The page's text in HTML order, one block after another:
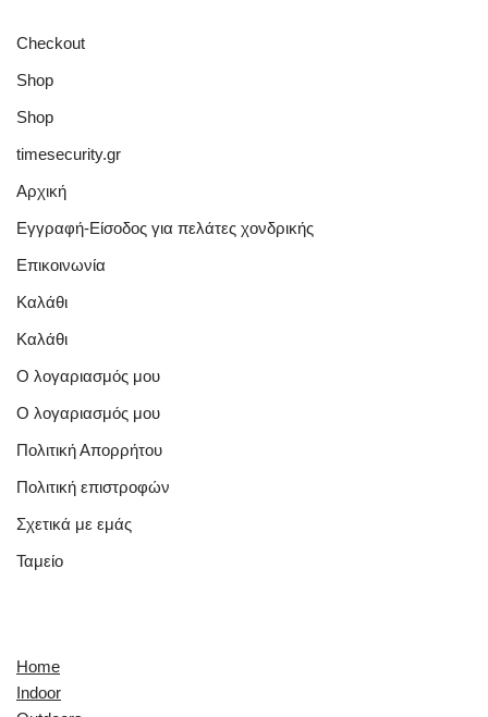
Checkout
Shop
Shop
timesecurity.gr
Αρχική
Εγγραφή-Είσοδος για πελάτες χονδρικής
Επικοινωνία
Καλάθι
Καλάθι
Ο λογαριασμός μου
Ο λογαριασμός μου
Πολιτική Απορρήτου
Πολιτική επιστροφών
Σχετικά με εμάς
Ταμείο
Home
Indoor